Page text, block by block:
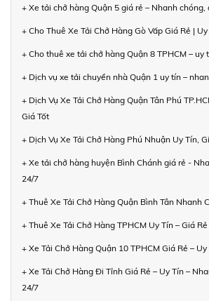
+ Xe tải chở hàng Quận 5 giá rẻ – Nhanh chóng,
+ Cho Thuê Xe Tải Chở Hàng Gò Vấp Giá Rẻ |
+ Cho thuê xe tải chở hàng Quận 8 TPHCM – uy
+ Dịch vụ xe tải chuyển nhà Quận 1 uy tín –
+ Dịch Vụ Xe Tải Chở Hàng Quận Tân Phú
Giá Tốt
+ Dịch Vụ Xe Tải Chở Hàng Phú Nhuận Uy Tín,
+ Xe tải chở hàng huyện Bình Chánh giá rẻ -
24/7
+ Thuê Xe Tải Chở Hàng Quận Bình Tân Nhanh
+ Thuê Xe Tải Chở Hàng TPHCM Uy Tín – Giá
+ Xe Tải Chở Hàng Quận 10 TPHCM Giá Rẻ –
+ Xe Tải Chở Hàng Đi Tỉnh Giá Rẻ – Uy Tín –
24/7